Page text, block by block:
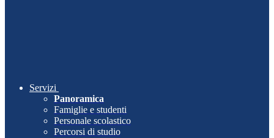
Servizi
Panoramica
Famiglie e studenti
Personale scolastico
Percorsi di studio